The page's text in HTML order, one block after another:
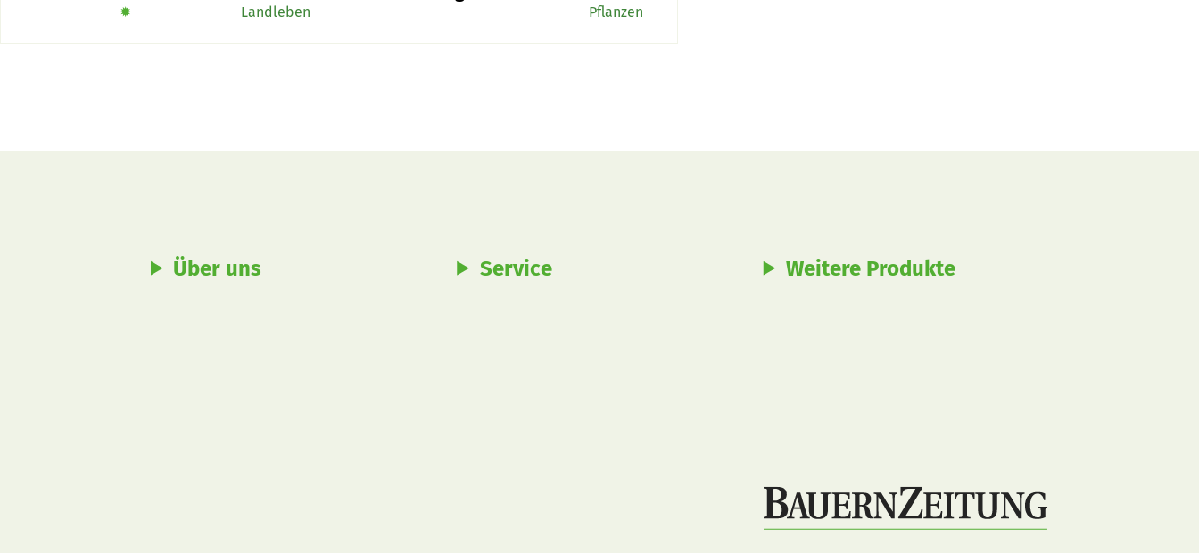
das Buch «Alpe-Chuchi»
✹ Landleben Pflanzen
Über uns Service Weitere Produkte